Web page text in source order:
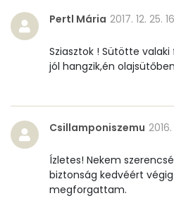
B12 Vitamin:
E vitamin:
D vitamin:
Tiamin - B1 vitamin:
Pertl Mária 2017. 12. 25.
Sziasztok ! Sütötte
jól hangzik,én
Csillamponiszemu
Ízletes! Nekem
biztonság kedvéért
megforgattam.